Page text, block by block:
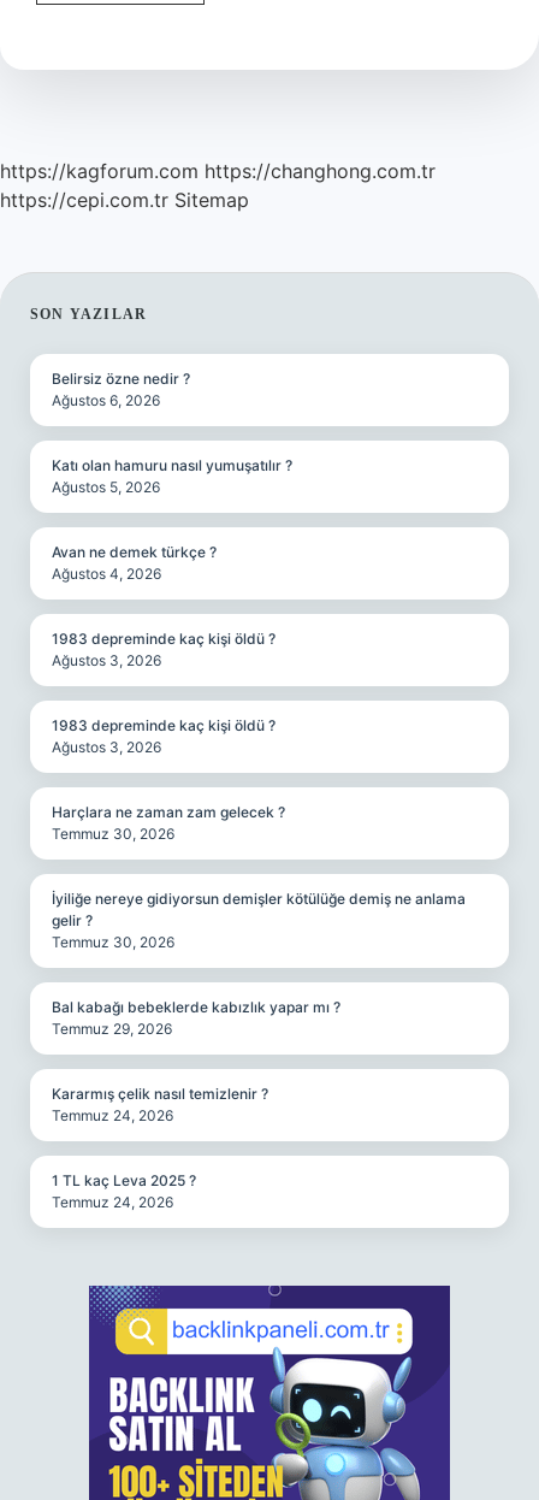
Bölüm
https://kagforum.com https://changhong.com.tr
https://cepi.com.tr Sitemap
SIDEBAR
SON YAZILAR
Belirsiz özne nedir ?
Ağustos 6, 2026
Katı olan hamuru nasıl yumuşatılır ?
Ağustos 5, 2026
Avan ne demek türkçe ?
Ağustos 4, 2026
1983 depreminde kaç kişi öldü ?
Ağustos 3, 2026
1983 depreminde kaç kişi öldü ?
Ağustos 3, 2026
Harçlara ne zaman zam gelecek ?
Temmuz 30, 2026
İyiliğe nereye gidiyorsun demişler kötülüğe demiş ne anlama
gelir ?
Temmuz 30, 2026
Bal kabağı bebeklerde kabızlık yapar mı ?
Temmuz 29, 2026
Kararmış çelik nasıl temizlenir ?
Temmuz 24, 2026
1 TL kaç Leva 2025 ?
Temmuz 24, 2026